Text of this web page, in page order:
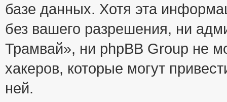
базе данных. Хотя эта
без вашего разрешения, ни
Трамвай», ни phpBB Group не
хакеров, которые могут
ней.